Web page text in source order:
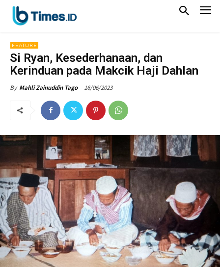
FEATURE
Si Ryan, Kesederhanaan, dan
Kerinduan pada Makcik Haji Dahlan
By Mahli Zainuddin Tago 16/06/2023